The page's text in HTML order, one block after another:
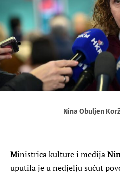
Nina Obuljen
Ministrica kulture i medija
uputila je u nedjelju sućut